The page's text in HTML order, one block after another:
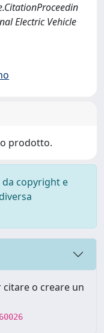
Electric Vehicle
prodotto.
copyright e
o creare un